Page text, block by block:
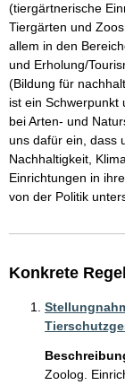
(tiergärtnerische
Tiergärten und
allem in den
und Erholung/
(Bildung für
ist ein Schwerpunkt
bei Arten- und
uns dafür ein, dass
Nachhaltigkeit,
Einrichtungen in
von der Politik
Konkrete
Zoolog.